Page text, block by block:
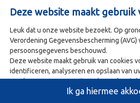
Deze website maakt gebruik
Leuk dat u onze website bezoekt. Op
Verordening Gegevensbescherming
persoonsgegevens beschouwd.
Deze website maakt gebruik van cookies
identificeren, analyseren en opslaan van
voorkeuren. Om onze site te bezoeken is
gebruik van deze cookies accepteert. U
Ik ga hiermee